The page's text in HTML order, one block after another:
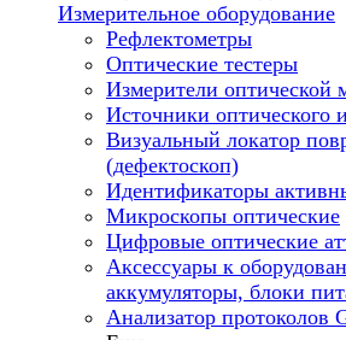
Измерительное оборудование
Рефлектометры
Оптические тестеры
Измерители оптической
Источники оптического
Визуальный локатор
(дефектоскоп)
Идентификаторы
Микроскопы оптические
Цифровые оптические
Аксессуары к
аккумуляторы, блоки
Анализатор протоколов